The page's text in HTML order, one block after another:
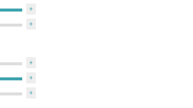
+
+
+
+
+